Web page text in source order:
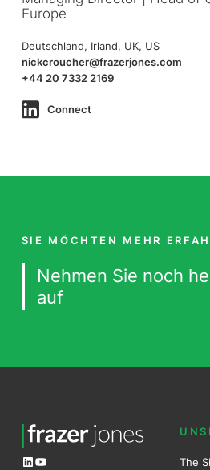
Europe
Deutschland, Irland, UK, US
nickcroucher@frazerjones.com
+44 20 7332 2169
Connect
SIE MÖCHTEN MEHR
Nehmen Sie noch
auf
LinkedIn
YouTube
The